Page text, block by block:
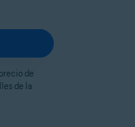
de
de la